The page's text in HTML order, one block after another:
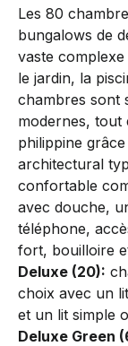
Les 80
bungalows de
vaste
le jardin, la
chambres sont
modernes, tout
philippine
architectural
confortable
avec douche,
téléphone,
fort, bouilloire
Deluxe (20):
choix avec un
et un lit simple
Deluxe Green